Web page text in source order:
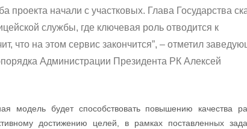
проекта начали с участковых. Глава Государства
службы, где ключевая роль отводится к
что на этом сервис закончится”, – отметил
Администрации Президента РК Алексей
модель будет способствовать повышению качества
достижению целей, в рамках поставленных